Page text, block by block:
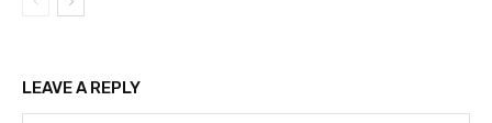
LEAVE A REPLY